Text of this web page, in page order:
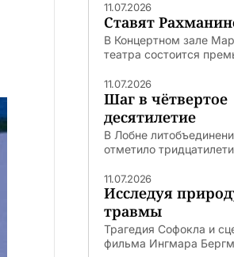
11.07.2026
Ставят
В Концертном зале
театра состоится
11.07.2026
Шаг в чётвертое
десятилетие
В Лобне
отметило
11.07.2026
Исследуя
травмы
Трагедия Софокла и
фильма Ингмара